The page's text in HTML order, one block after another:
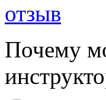
отзыв
Почему